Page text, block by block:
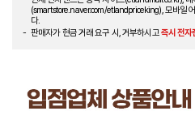
(smartstore.naver.com/etlandpriceking), 모바일
다.
판매자가 현금 거래 요구 시, 거부하시고즉시 전자